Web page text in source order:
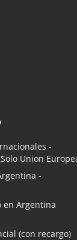
-
Union
-
en Argentina
(con recargo)